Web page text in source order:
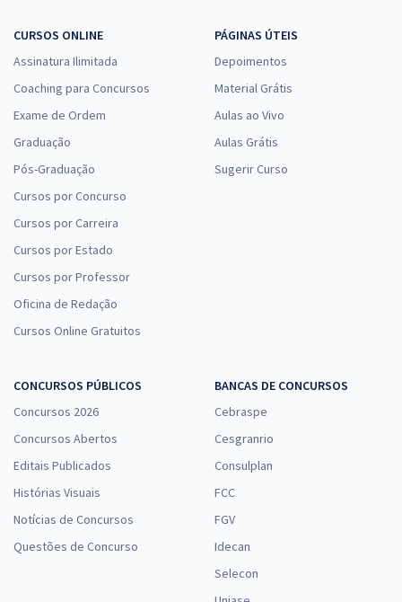
CURSOS ONLINE
Assinatura Ilimitada
Coaching para Concursos
Exame de Ordem
Graduação
Pós-Graduação
Cursos por Concurso
Cursos por Carreira
Cursos por Estado
Cursos por Professor
Oficina de Redação
Cursos Online Gratuitos
PÁGINAS ÚTEIS
Depoimentos
Material Grátis
Aulas ao Vivo
Aulas Grátis
Sugerir Curso
CONCURSOS PÚBLICOS
Concursos 2026
Concursos Abertos
Editais Publicados
Histórias Visuais
Notícias de Concursos
Questões de Concurso
BANCAS DE CONCURSOS
Cebraspe
Cesgranrio
Consulplan
FCC
FGV
Idecan
Selecon